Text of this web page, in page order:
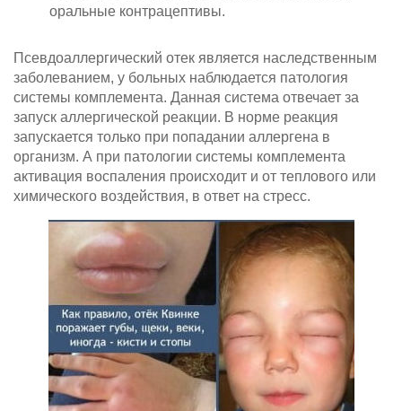
оральные контрацептивы.
Псевдоаллергический отек является наследственным
заболеванием, у больных наблюдается патология
системы комплемента. Данная система отвечает за
запуск аллергической реакции. В норме реакция
запускается только при попадании аллергена в
организм. А при патологии системы комплемента
активация воспаления происходит и от теплового или
химического воздействия, в ответ на стресс.